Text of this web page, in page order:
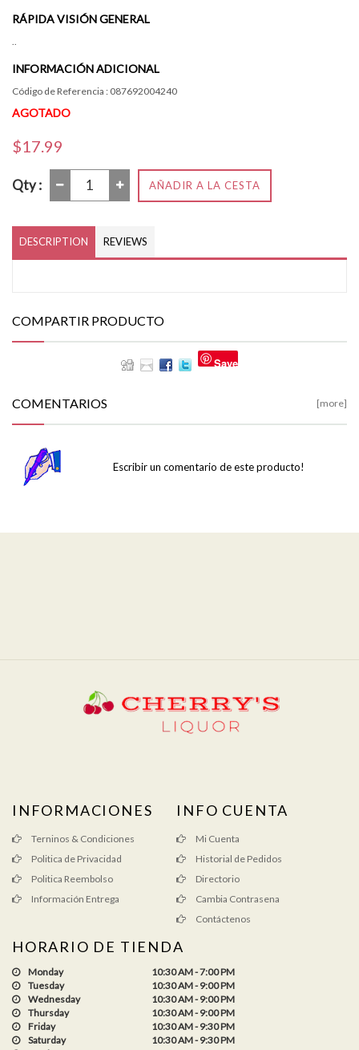
RÁPIDA VISIÓN GENERAL
INFORMACIÓN ADICIONAL
Código de Referencia : 087692004240
AGOTADO
$17.99
Qty : AÑADIR A LA CESTA
DESCRIPTION REVIEWS
COMPARTIR PRODUCTO
Save
COMENTARIOS [more]
Escribir un comentario de este producto!
INFORMACIONES
Terninos & Condiciones
Politica de Privacidad
Politica Reembolso
Información Entrega
INFO CUENTA
Mi Cuenta
Historial de Pedidos
Directorio
Cambia Contrasena
Contáctenos
HORARIO DE TIENDA
Monday
10:30 AM - 7:00 PM
Tuesday
10:30 AM - 9:00 PM
Wednesday
10:30 AM - 9:00 PM
Thursday
10:30 AM - 9:00 PM
Friday
10:30 AM - 9:30 PM
Saturday
10:30 AM - 9:30 PM